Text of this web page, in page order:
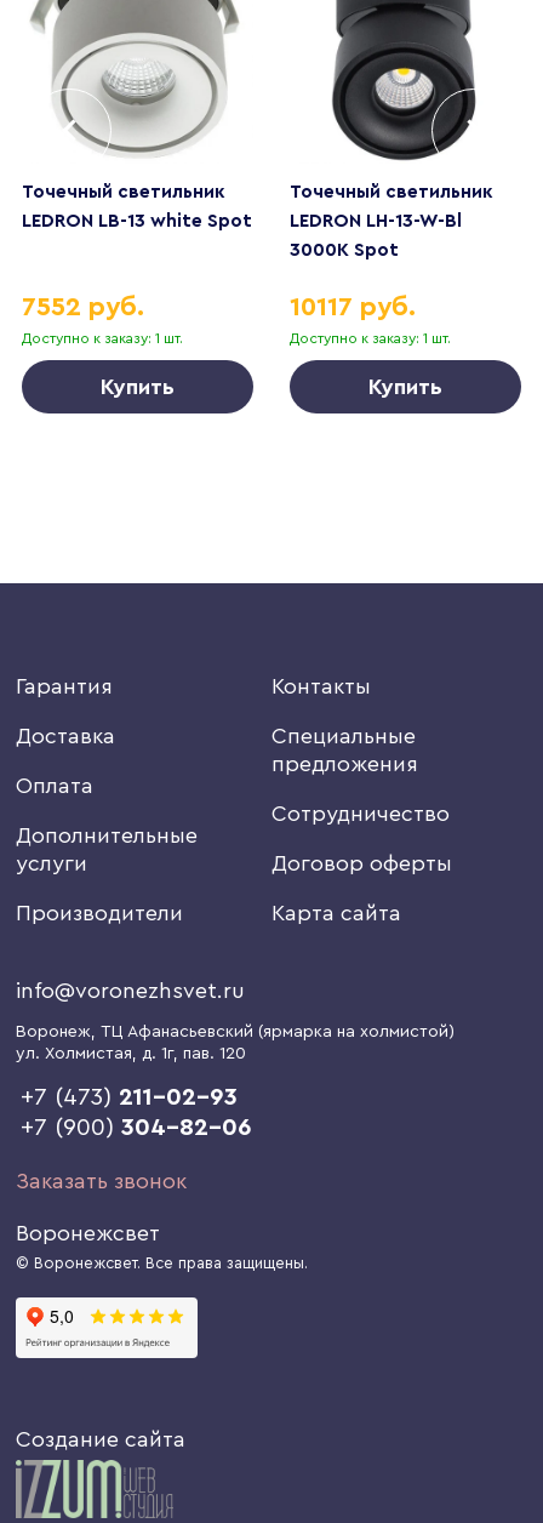
Точечный светильник
LEDRON LB-13 white Spot
Доступно к заказу: 1 шт.
7552 руб.
Купить
Точечный светильник
LEDRON LH-13-W-Bl
3000K Spot
Доступно к заказу: 1 шт.
10117 руб.
Купить
Гарантия
Доставка
Оплата
Дополнительные
услуги
Производители
Контакты
Специальные
предложения
Сотрудничество
Договор оферты
Карта сайта
info@voronezhsvet.ru
Воронеж, ТЦ Афанасьевский (ярмарка на холмистой)
ул. Холмистая, д. 1г, пав. 120
+7 (473) 211-02-93
+7 (900)304-82-06
Заказать звонок
Воронежсвет
© Воронежсвет. Все права защищены.
Создание сайта